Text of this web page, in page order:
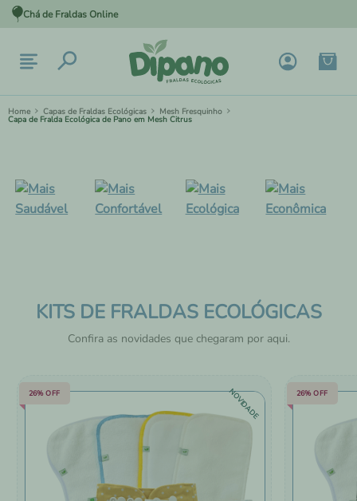
Chá de Fraldas Online
Capas de Fraldas Ecológicas Mesh Fresquinho
Capa de Fralda Ecológica de Pano em Mesh Citrus
KITS DE FRALDAS ECOLÓGICAS
Confira as novidades que chegaram por aqui.
26% OFF NOVIDADE 26% OFF